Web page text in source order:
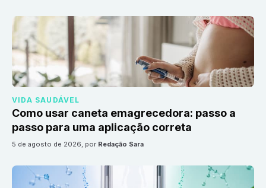
VIDA SAUDÁVEL
Como usar caneta emagrecedora: passo a
passo para uma aplicação correta
5 de agosto de 2026, por Redação Sara